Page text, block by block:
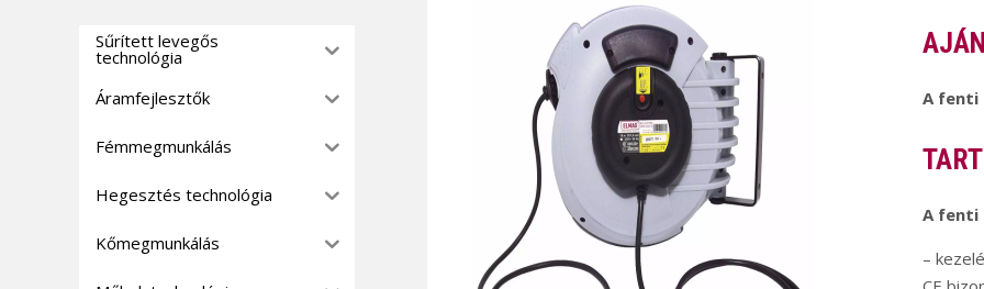
A fenti
A fenti
–
Sűrített levegős
technológia
Áramfejlesztők
Fémmegmunkálás
Hegesztés technológia
Kőmegmunkálás